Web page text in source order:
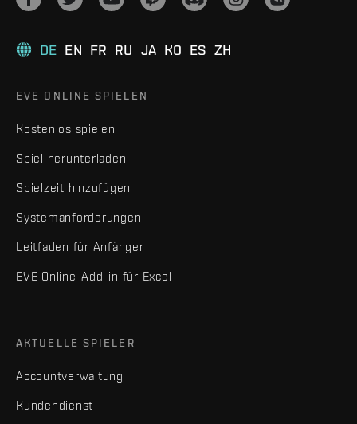
DE EN FR RU JA KO ES ZH
EVE ONLINE SPIELEN
Kostenlos spielen
Spiel herunterladen
Spielzeit hinzufügen
Systemanforderungen
Leitfaden für Anfänger
EVE Online-Add-in für Excel
AKTUELLE SPIELER
Accountverwaltung
Kundendienst